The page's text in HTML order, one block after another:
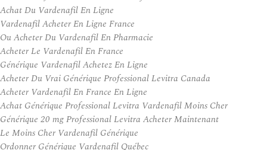
Achat Du Vardenafil En Ligne
Vardenafil Acheter En Ligne France
Ou Acheter Du Vardenafil En Pharmacie
Acheter Le Vardenafil En France
Générique Vardenafil Achetez En Ligne
Acheter Du Vrai Générique Professional Levitra Canada
Acheter Vardenafil En France En Ligne
Achat Générique Professional Levitra Vardenafil Moins Cher
Générique 20 mg Professional Levitra Acheter Maintenant
Le Moins Cher Vardenafil Générique
Ordonner Générique Vardenafil Québec